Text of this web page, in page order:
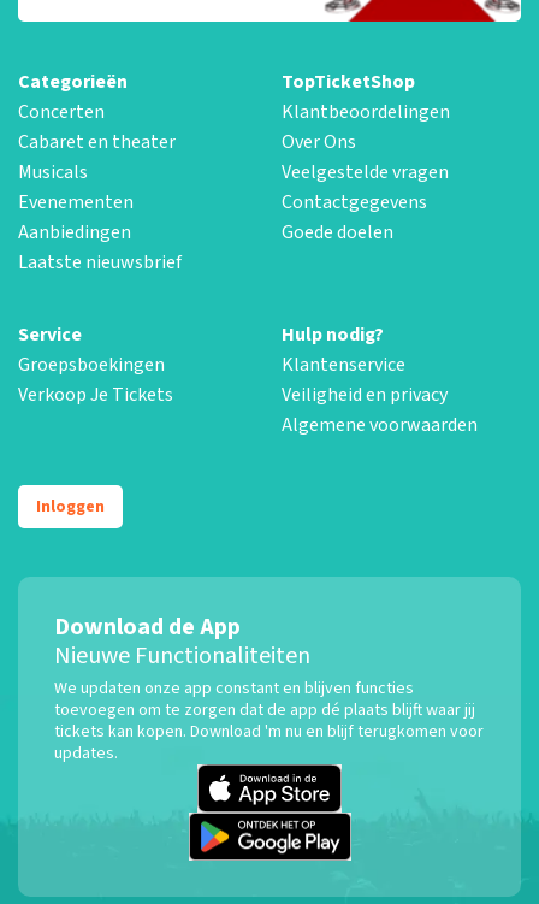
Categorieën
Concerten
Cabaret en theater
Musicals
Evenementen
Aanbiedingen
Laatste nieuwsbrief
TopTicketShop
Klantbeoordelingen
Over Ons
Veelgestelde vragen
Contactgegevens
Goede doelen
Service
Groepsboekingen
Verkoop Je Tickets
Hulp nodig?
Klantenservice
Veiligheid en privacy
Algemene voorwaarden
Inloggen
Download de App
Nieuwe Functionaliteiten
We updaten onze app constant en blijven functies
toevoegen om te zorgen dat de app dé plaats blijft waar jij
tickets kan kopen. Download 'm nu en blijf terugkomen voor
updates.